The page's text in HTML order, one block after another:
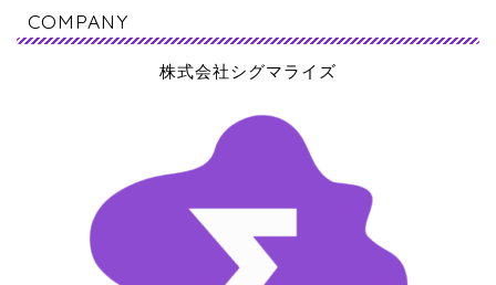
COMPANY
株式会社シグマライズ